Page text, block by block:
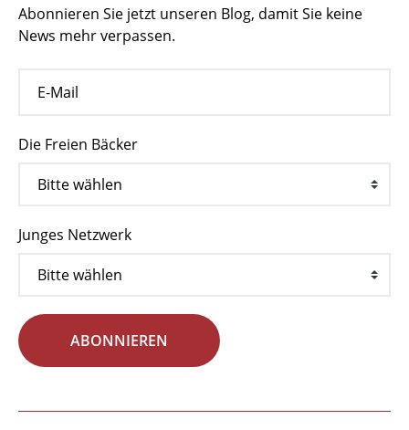
Abonnieren Sie jetzt unseren Blog, damit Sie keine
News mehr verpassen.
Die Freien Bäcker
Junges Netzwerk
ABONNIEREN